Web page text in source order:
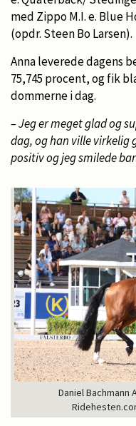
med Zippo M.I. e. Blue
(opdr. Steen Bo Larsen).
Anna leverede dagens
75,745 procent, og fik
dommerne i dag.
– Jeg er meget glad og
dag, og han ville virkelig
positiv og jeg smilede
Daniel Bachmann